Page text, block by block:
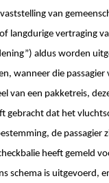
van
langdurige vertraging
aldus worden
wanneer die
van een pakketreis,
gebracht dat het
de passagier
heeft gemeld
schema is uitgevoerd,